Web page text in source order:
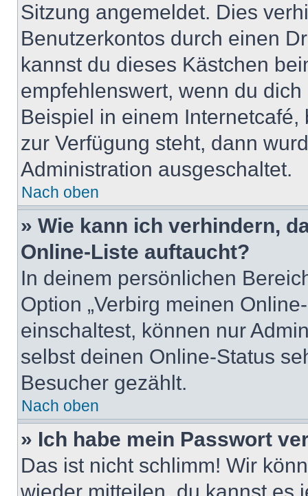
Sitzung angemeldet. Dies
Benutzerkontos durch einen
kannst du dieses Kästchen
empfehlenswert, wenn du
Beispiel in einem
zur Verfügung steht, dann
Administration ausgeschaltet.
Nach oben
» Wie kann ich verhindern,
Online-Liste auftaucht?
In deinem persönlichen
Option „Verbirg meinen
einschaltest, können nur
selbst deinen Online-Status
Besucher gezählt.
Nach oben
» Ich habe mein Passwort
Das ist nicht schlimm! Wir